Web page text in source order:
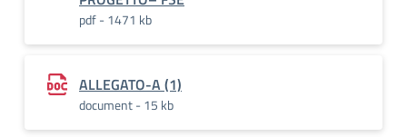
pdf - 1471 kb
ALLEGATO-A (1)
document - 15 kb